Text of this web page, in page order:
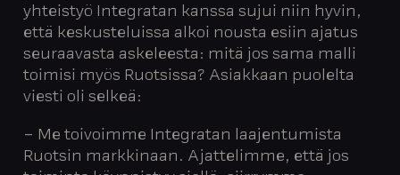
yhteistyö Integratan kanssa sujui niin hyvin,
että keskusteluissa alkoi nousta esiin ajatus
seuraavasta askeleesta: mitä jos sama malli
toimisi myös Ruotsissa? Asiakkaan puolelta
viesti oli selkeä:
– Me toivoimme Integratan laajentumista
Ruotsin markkinaan. Ajattelimme, että jos